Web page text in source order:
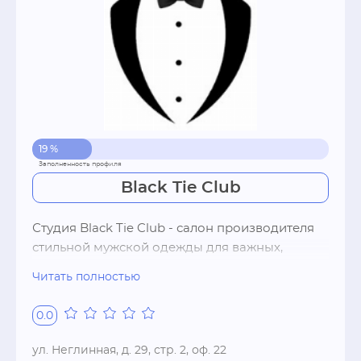
19 %
Black Tie Club
Студия Black Tie Club - салон производителя
стильной мужской одежды для важных,
- черные смокинги для дресс кода Black Tie
- свадебные костюмы и смокинги
Читать полностью
0.0
ул. Неглинная, д. 29, стр. 2, оф. 22